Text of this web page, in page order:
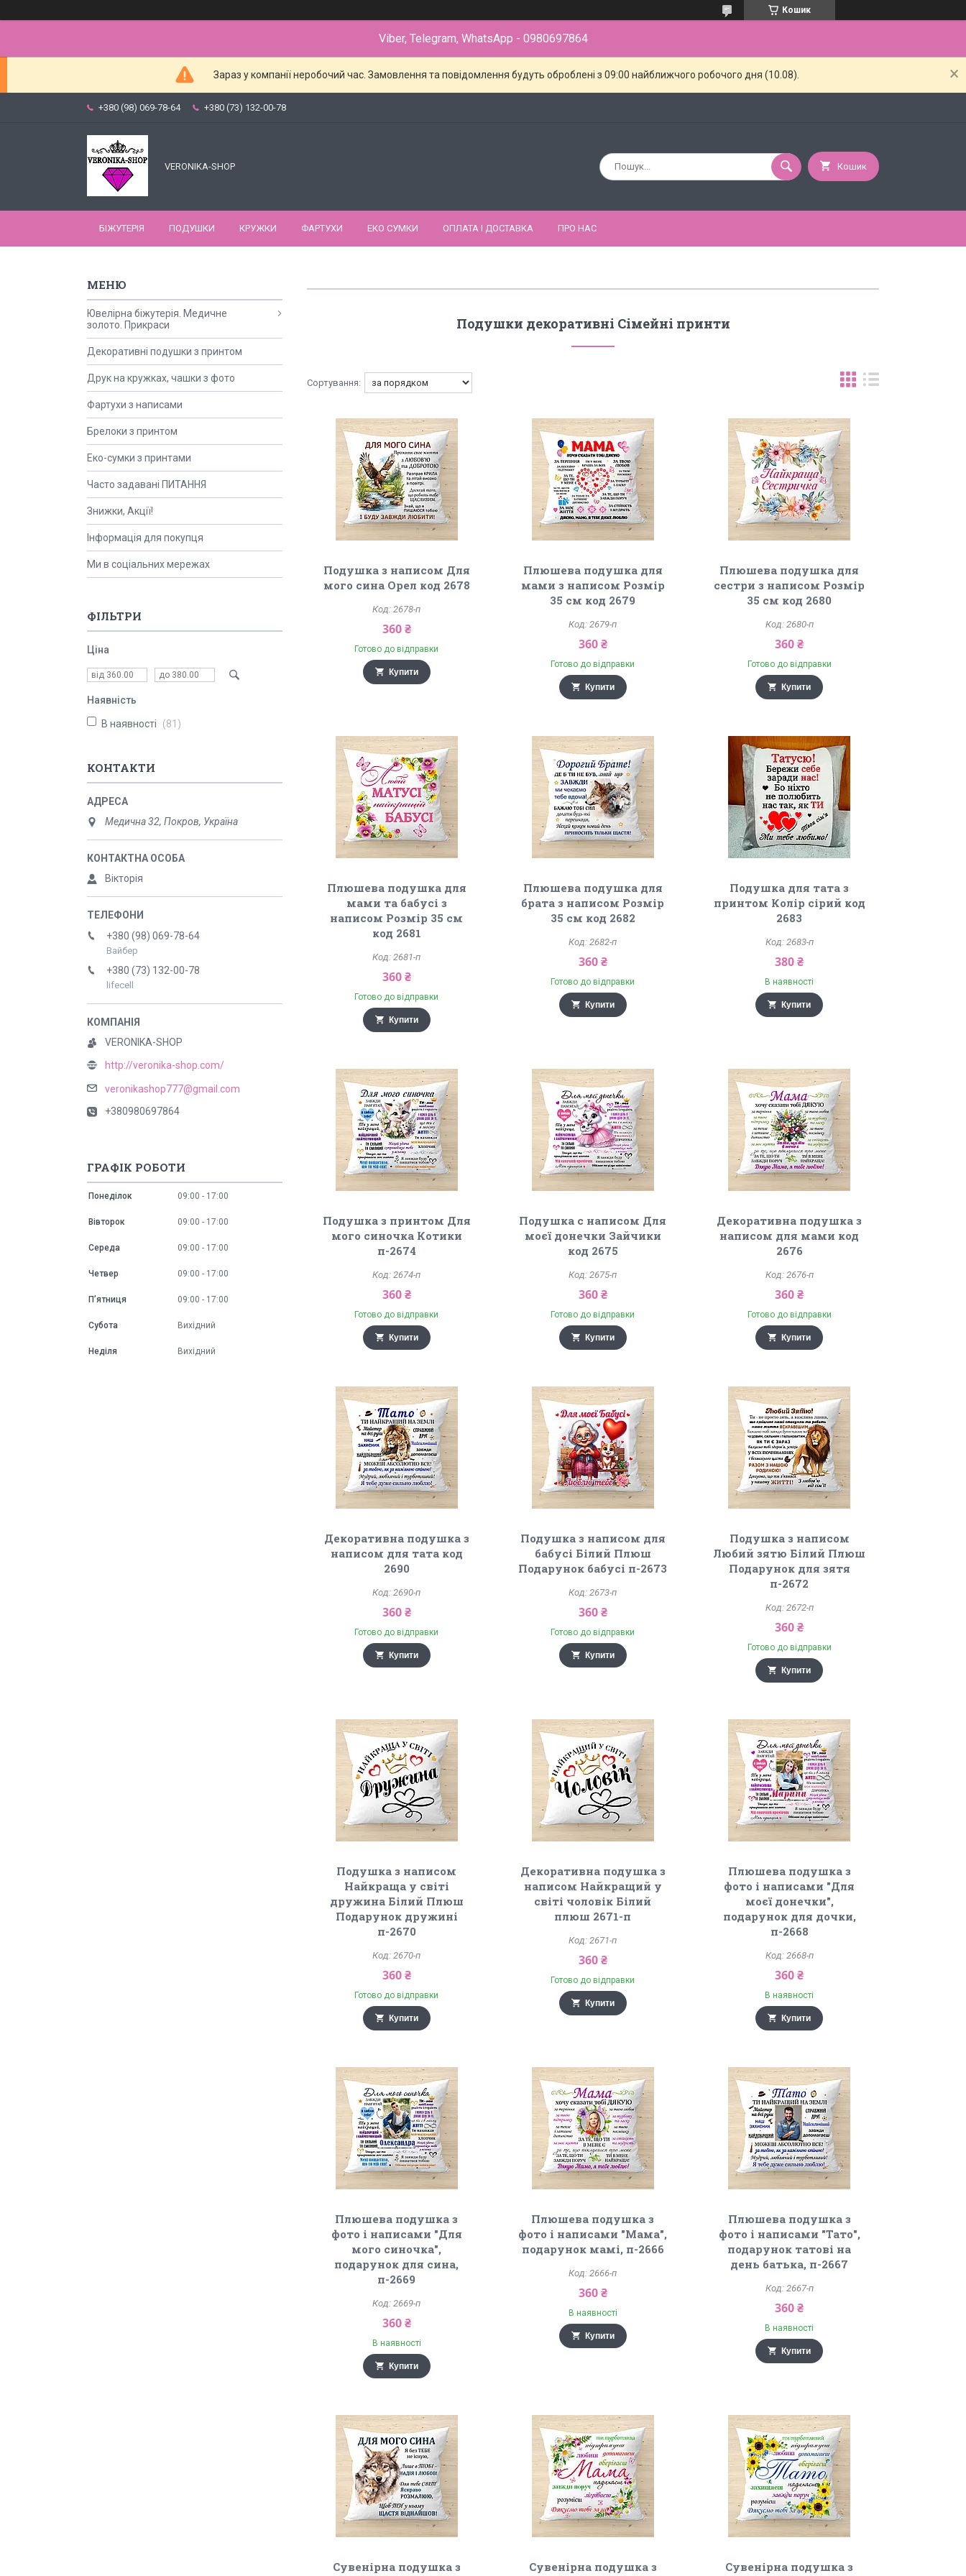
Кошик
Viber, Telegram, WhatsApp - 0980697864
Зараз у компанії неробочий час. Замовлення та повідомлення будуть оброблені з 09:00 найближчого робочого дня (10.08).
+380 (98) 069-78-64 +380 (73) 132-00-78
VERONIKA-SHOP Кошик
БІЖУТЕРІЯ ПОДУШКИ КРУЖКИ ФАРТУХИ ЕКО СУМКИ ОПЛАТА І ДОСТАВКА ПРО НАС
Подушки декоративні Сімейні принти
Подушка з написом Для
мого сина Орел код 2678
2678-п
360 ₴
Готово до відправки
Купити
Плюшева подушка для
мами з написом Розмір
35 см код 2679
2679-п
360 ₴
Готово до відправки
Купити
Плюшева подушка для
сестри з написом Розмір
35 см код 2680
2680-п
360 ₴
Готово до відправки
Купити
Плюшева подушка для
мами та бабусі з
написом Розмір 35 см
код 2681
2681-п
360 ₴
Готово до відправки
Купити
Плюшева подушка для
брата з написом Розмір
35 см код 2682
2682-п
360 ₴
Готово до відправки
Купити
Подушка для тата з
принтом Колір сірий код
2683
2683-п
380 ₴
В наявності
Купити
Подушка з принтом Для
мого синочка Котики
п-2674
2674-п
360 ₴
Готово до відправки
Купити
Подушка с написом Для
моєї донечки Зайчики
код 2675
2675-п
360 ₴
Готово до відправки
Купити
Декоративна подушка з
написом для мами код
2676
2676-п
360 ₴
Готово до відправки
Купити
Декоративна подушка з
написом для тата код
2690
2690-п
360 ₴
Готово до відправки
Купити
Подушка з написом для
бабусі Білий Плюш
Подарунок бабусі п-2673
2673-п
360 ₴
Готово до відправки
Купити
Подушка з написом
Любий зятю Білий Плюш
Подарунок для зятя
п-2672
2672-п
360 ₴
Готово до відправки
Купити
Подушка з написом
Найкраща у світі
дружина Білий Плюш
Подарунок дружині
п-2670
2670-п
360 ₴
Готово до відправки
Купити
Декоративна подушка з
написом Найкращий у
світі чоловік Білий
плюш 2671-п
2671-п
360 ₴
Готово до відправки
Купити
Плюшева подушка з
фото і написами "Для
моєї донечки",
подарунок для дочки,
п-2668
2668-п
360 ₴
В наявності
Купити
Плюшева подушка з
фото і написами "Для
мого синочка",
подарунок для сина,
п-2669
2669-п
360 ₴
В наявності
Купити
Плюшева подушка з
фото і написами "Мама",
подарунок мамі, п-2666
2666-п
360 ₴
В наявності
Купити
Плюшева подушка з
фото і написами "Тато",
подарунок татові на
день батька, п-2667
2667-п
360 ₴
В наявності
Купити
Сувенірна подушка з
Сувенірна подушка з
Сувенірна подушка з
Ювелірна біжутерія. Медичне
золото. Прикраси
Декоративні подушки з принтом
Друк на кружках, чашки з фото
Фартухи з написами
Брелоки з принтом
Еко-сумки з принтами
Часто задавані ПИТАННЯ
Знижки, Акції!
Інформація для покупця
Ми в соціальних мережах
ФІЛЬТРИ
Ціна
Наявність
В наявності 81
КОНТАКТИ
Медична 32, Покров, Україна
Вікторія
+380 (98) 069-78-64
Вайбер
+380 (73) 132-00-78
lifecell
VERONIKA-SHOP
http://veronika-shop.com/
veronikashop777@gmail.com
+380980697864
ГРАФІК РОБОТИ
Понеділок 09:00 17:00
Вівторок 09:00 17:00
Середа 09:00 17:00
Четвер 09:00 17:00
Пʼятниця 09:00 17:00
Субота Вихідний
Неділя Вихідний